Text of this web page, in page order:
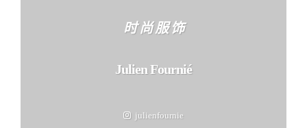
时 尚 服 饰
Julien Fournié
julienfournie